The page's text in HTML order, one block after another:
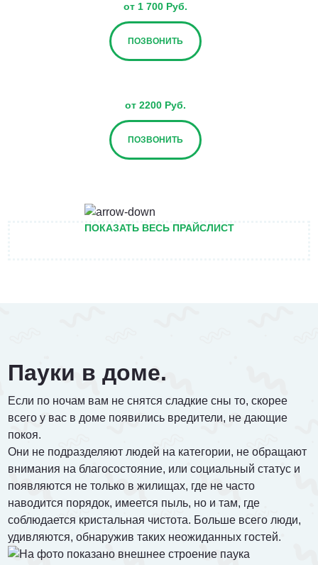
от 1 700 Руб.
ПОЗВОНИТЬ
от 2200 Руб.
ПОЗВОНИТЬ
Договорная
от 1500 Руб.
ПОЗВОНИТЬ
ПОКАЗАТЬ ВЕСЬ ПРАЙСЛИСТ
Пауки в доме.
Если по ночам вам не снятся сладкие сны то, скорее
всего у вас в доме появились вредители, не дающие
покоя.
Они не подразделяют людей на категории, не обращают
внимания на благосостояние, или социальный статус и
появляются не только в жилищах, где не часто
наводится порядок, имеется пыль, но и там, где
соблюдается кристальная чистота. Больше всего люди,
удивляются, обнаружив таких неожиданных гостей.